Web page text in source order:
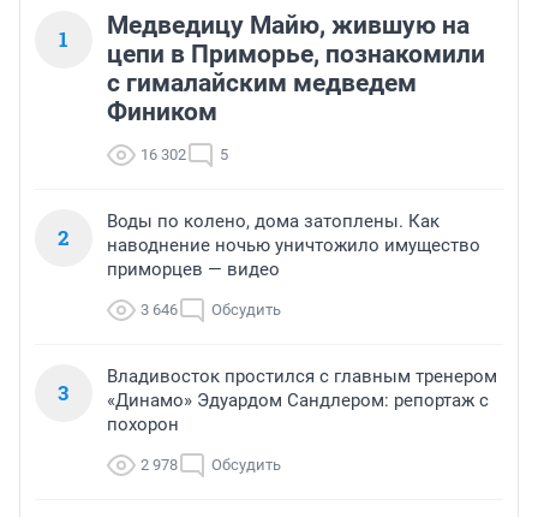
1
Медведицу Майю, жившую на
цепи в Приморье, познакомили
с гималайским медведем
Фиником
16 302 5
2
Воды по колено, дома затоплены. Как
наводнение ночью уничтожило имущество
приморцев — видео
3 646 Обсудить
3
Владивосток простился с главным тренером
«Динамо» Эдуардом Сандлером: репортаж с
похорон
2 978 Обсудить